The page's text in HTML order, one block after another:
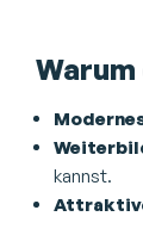
kannst.